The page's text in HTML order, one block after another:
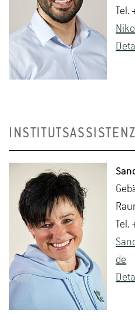
Tel.
INSTITUTSASSISTENZ
Tel.
de